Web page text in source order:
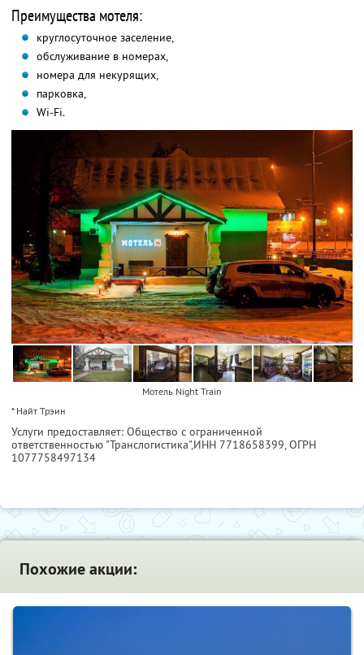
Преимущества мотеля:
круглосуточное заселение,
обслуживание в номерах,
номера для некурящих,
парковка,
Wi-Fi.
Мотель Night Train
* Найт Трэин
Услуги предоставляет: Общество с ограниченной
ответственностью "Транслогистика",ИНН 7718658399, ОГРН
1077758497134
Похожие акции: